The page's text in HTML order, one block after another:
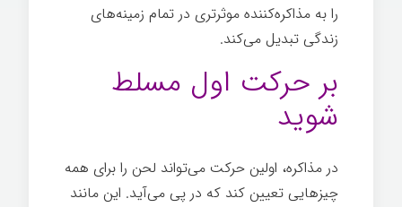
را به مذاکره‌کننده موثرتری در تمام زمینه‌های
زندگی تبدیل می‌کند.
بر حرکت اول مسلط
شوید
در مذاکره، اولین حرکت می‌تواند لحن را برای همه
چیزهایی تعیین کند که در پی می‌آید. این مانند